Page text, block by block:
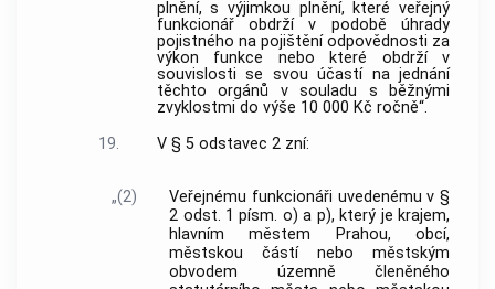
plnění, s výjimkou plnění, které veřejný
funkcionář obdrží v podobě úhrady
pojistného na pojištění odpovědnosti za
výkon funkce nebo které obdrží v
souvislosti se svou účastí na jednání
těchto orgánů v souladu s běžnými
zvyklostmi do výše 10 000 Kč ročně“.
19.
V § 5 odstavec 2 zní:
„(2)
Veřejnému funkcionáři uvedenému v §
2 odst. 1 písm. o) a p), který je krajem,
hlavním městem Prahou, obcí,
městskou částí nebo městským
obvodem územně členěného